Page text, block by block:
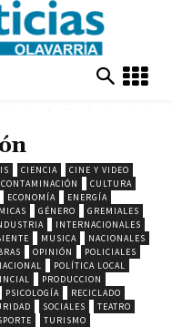
CIENCIA
CINE Y VIDEO
CONTAMINACIÓN
CULTURA
ECONOMÍA
ENERGÍA
GÉNERO
GREMIALES
INTERNACIONALES
MUSICA
NACIONALES
OPINIÓN
POLICIALES
POLÍTICA LOCAL
PRODUCCION
PSICOLOGÍA
RECICLADO
SOCIALES
TEATRO
TURISMO